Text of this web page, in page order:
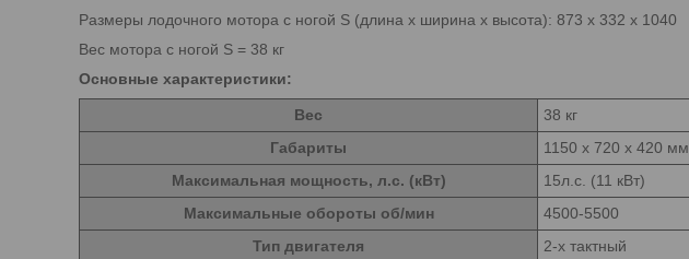
Размеры лодочного мотора с ногой S (длина х ширина х высота): 873 х 332 х 1040
Вес мотора с ногой S = 38 кг
Основные характеристики:
Вес
38 кг
Габариты
1150 x 720 x 420 мм
Максимальная мощность, л.с. (кВт)
15л.с. (11 кВт)
Максимальные обороты об/мин
4500-5500
Тип двигателя
2-х тактный